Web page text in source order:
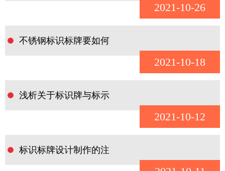
2021-10-26
不锈钢标识标牌要如何
2021-10-18
浅析关于标识牌与标示
2021-10-12
标识标牌设计制作的注